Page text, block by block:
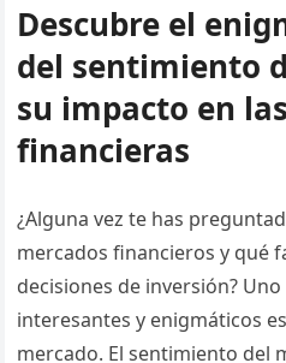
Descubre el
del sentimiento
su impacto en
financieras
¿Alguna vez te has
mercados financieros y qué
decisiones de inversión?
interesantes y enigmáticos
mercado. El sentimiento del